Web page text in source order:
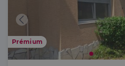
Prémium